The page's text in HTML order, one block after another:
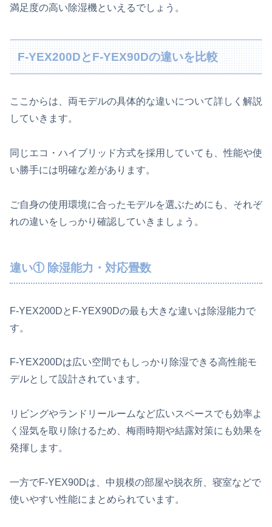
満足度の高い除湿機といえるでしょう。
F-YEX200DとF-YEX90Dの違いを比較
ここからは、両モデルの具体的な違いについて詳しく解説
していきます。
同じエコ・ハイブリッド方式を採用していても、性能や使
い勝手には明確な差があります。
ご自身の使用環境に合ったモデルを選ぶためにも、それぞ
れの違いをしっかり確認していきましょう。
違い① 除湿能力・対応畳数
F-YEX200DとF-YEX90Dの最も大きな違いは除湿能力で
す。
F-YEX200Dは広い空間でもしっかり除湿できる高性能モ
デルとして設計されています。
リビングやランドリールームなど広いスペースでも効率よ
く湿気を取り除けるため、梅雨時期や結露対策にも効果を
発揮します。
一方でF-YEX90Dは、中規模の部屋や脱衣所、寝室などで
使いやすい性能にまとめられています。